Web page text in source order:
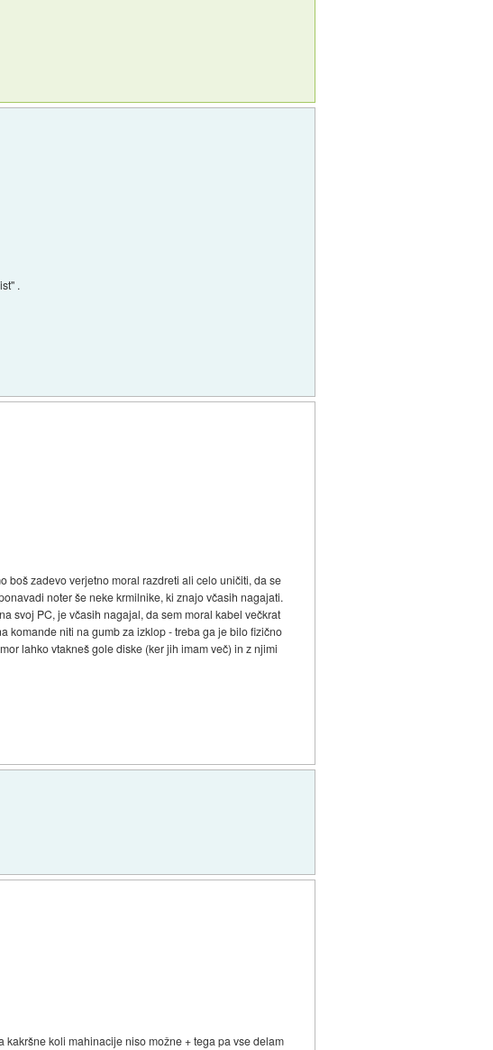
.
boš zadevo verjetno moral razdreti ali celo uničiti, da se
noter še neke krmilnike, ki znajo včasih nagajati.
svoj PC, je včasih nagajal, da sem moral kabel večkrat
komande niti na gumb za izklop - treba ga je bilo fizično
lahko vtakneš gole diske (ker jih imam več) in z njimi
koli mahinacije niso možne + tega pa vse delam